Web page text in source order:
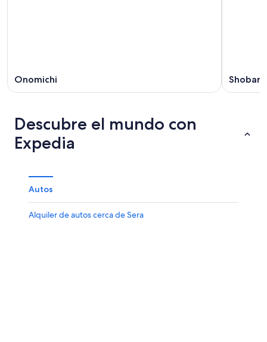
Onomichi Shobara
Descubre el mundo con
Expedia
Autos
Alquiler de autos cerca de Sera